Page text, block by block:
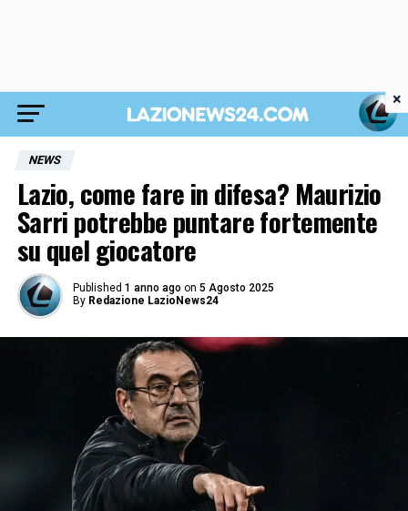
NEWS
Lazio, come fare in difesa? Maurizio
Sarri potrebbe puntare fortemente
su quel giocatore
Published 1 anno ago on 5 Agosto 2025
By Redazione LazioNews24
×